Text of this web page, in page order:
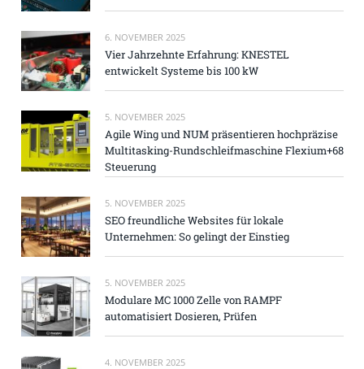
6. NOVEMBER 2025
Vier Jahrzehnte Erfahrung: KNESTEL
entwickelt Systeme bis 100 kW
5. NOVEMBER 2025
Agile Wing und NUM präsentieren hochpräzise
Multitasking-Rundschleifmaschine Flexium+68
Steuerung
5. NOVEMBER 2025
SEO freundliche Websites für lokale
Unternehmen: So gelingt der Einstieg
5. NOVEMBER 2025
Modulare MC 1000 Zelle von RAMPF
automatisiert Dosieren, Prüfen
4. NOVEMBER 2025